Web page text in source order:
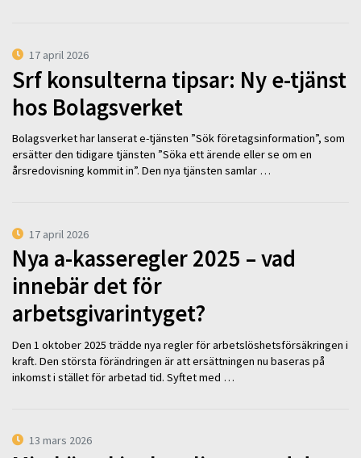
17 april 2026
Srf konsulterna tipsar: Ny e-tjänst
hos Bolagsverket
Bolagsverket har lanserat e-tjänsten ”Sök företagsinformation”, som
ersätter den tidigare tjänsten ”Söka ett ärende eller se om en
årsredovisning kommit in”. Den nya tjänsten samlar …
17 april 2026
Nya a-kasseregler 2025 – vad
innebär det för
arbetsgivarintyget?
Den 1 oktober 2025 trädde nya regler för arbetslöshetsförsäkringen i
kraft. Den största förändringen är att ersättningen nu baseras på
inkomst i stället för arbetad tid. Syftet med …
13 mars 2026